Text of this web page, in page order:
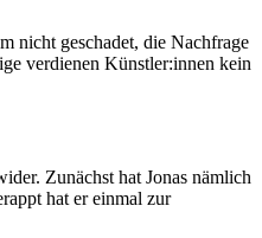
nicht geschadet, die Nachfrage
verdienen Künstler:innen kein
Zunächst hat Jonas nämlich
hat er einmal zur